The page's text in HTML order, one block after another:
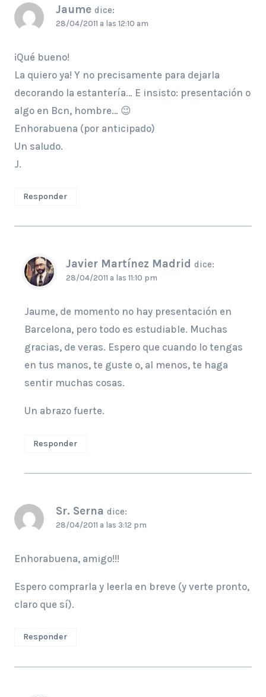
Jaume dice:
28/04/2011 a las 12:10 am
¡Qué bueno!
La quiero ya! Y no precisamente para dejarla
decorando la estantería… E insisto: presentación o
algo en Bcn, hombre… 😉
Enhorabuena (por anticipado)
Un saludo.
J.
Responder
Javier Martínez Madrid dice:
28/04/2011 a las 11:10 pm
Jaume, de momento no hay presentación en
Barcelona, pero todo es estudiable. Muchas
gracias, de veras. Espero que cuando lo tengas
en tus manos, te guste o, al menos, te haga
sentir muchas cosas.
Un abrazo fuerte.
Responder
Sr. Serna dice:
28/04/2011 a las 3:12 pm
Enhorabuena, amigo!!!
Espero comprarla y leerla en breve (y verte pronto,
claro que sí).
Responder